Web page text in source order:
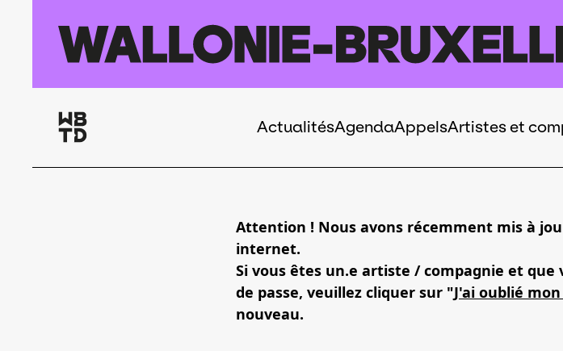
Navigation
ActualitésAgendaAppelsArtistes et
Attention ! Nous avons récemment mis à
internet.
Si vous êtes un.e artiste / compagnie et
de passe, veuillez cliquer sur "J'ai oublié
nouveau.